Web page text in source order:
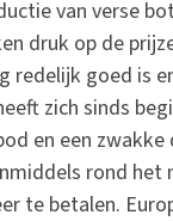
van verse
druk op de
redelijk goed is
zich sinds
en een
rond het
te betalen.